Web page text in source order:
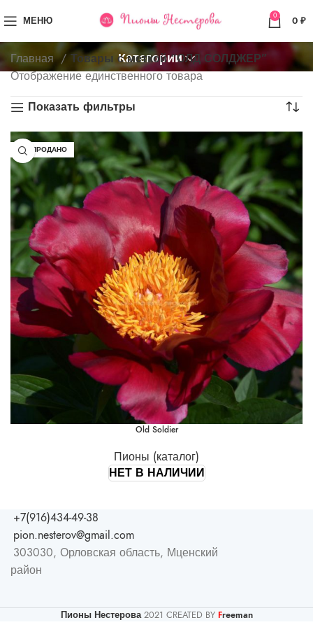
МЕНЮ 0 0 ₽
Категории
Главная
Товары с меткой “ОЛД СОЛДЖЕР”
Отображение единственного товара
Показать фильтры
РАСПРОДАНО
Old Soldier
Пионы (каталог)
НЕТ В НАЛИЧИИ
+7(916)434-49-38
pion.nesterov@gmail.com
303030, Орловская область, Мценский
район
Пионы Нестерова 2021 CREATED BY Freeman